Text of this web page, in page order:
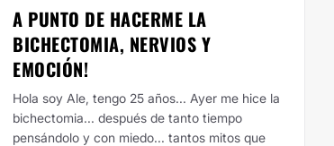
A PUNTO DE HACERME LA
BICHECTOMIA, NERVIOS Y
EMOCIÓN!
Hola soy Ale, tengo 25 años... Ayer me hice la
bichectomia... después de tanto tiempo
pensándolo y con miedo... tantos mitos que